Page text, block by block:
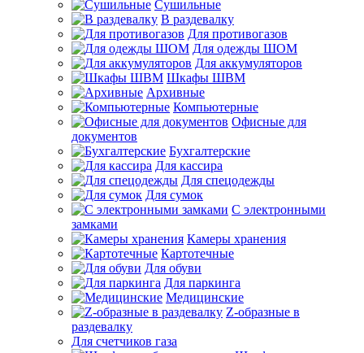
Сушильные
В раздевалку
Для противогазов
Для одежды ШОМ
Для аккумуляторов
Шкафы ШВМ
Архивные
Компьютерные
Офисные для
документов
Бухгалтерские
Для кассира
Для спецодежды
Для сумок
С электронными
замками
Камеры хранения
Картотечные
Для обуви
Для паркинга
Медицинские
Z-образные в
раздевалку
Для счетчиков газа